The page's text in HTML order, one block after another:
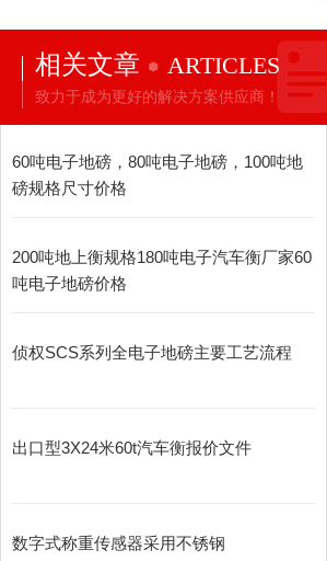
相关文章 ARTICLES
致力于成为更好的解决方案供应商！
60吨电子地磅，80吨电子地磅，100吨地
磅规格尺寸价格
200吨地上衡规格180吨电子汽车衡厂家60
吨电子地磅价格
侦权SCS系列全电子地磅主要工艺流程
出口型3X24米60t汽车衡报价文件
数字式称重传感器采用不锈钢